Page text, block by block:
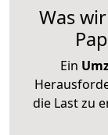
Was
Ein
die Last zu